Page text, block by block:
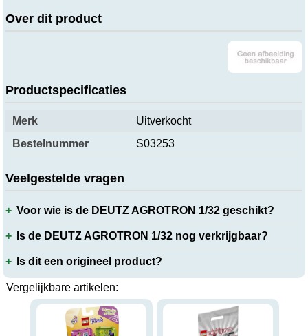
Over dit product
Productspecificaties
Merk
Uitverkocht
Bestelnummer
S03253
Veelgestelde vragen
Voor wie is de DEUTZ AGROTRON 1/32 geschikt?
Is de DEUTZ AGROTRON 1/32 nog verkrijgbaar?
Is dit een origineel product?
Vergelijkbare artikelen: